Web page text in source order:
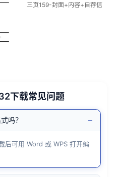
三页159-封面+内容+自荐信
下载常见问题
吗？ −
后可用 Word 或 WPS 打开编